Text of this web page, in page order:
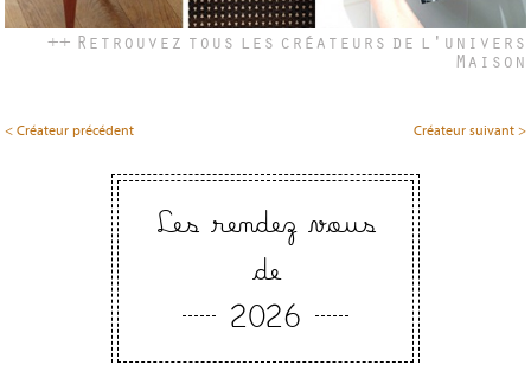
++ Retrouvez tous les créateurs de l'univers
Maison
< Créateur précédent Créateur suivant >
Les rendez vous
de
2026